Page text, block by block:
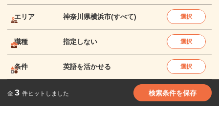
エリア 神奈川県横浜市(すべて) 選択
職種 指定しない 選択
条件 英語を活かせる 選択
全 3 件ヒットしました 検索条件を保存